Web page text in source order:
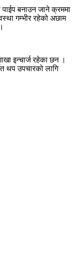
बनाउन जाने क्रममा
गम्भीर रहेको अछाम
इन्चार्ज रहेका छन ।
थप उपचारको लागि